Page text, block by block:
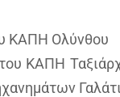
ΚΑΠΗ Ολύνθου
ΚΑΠΗ